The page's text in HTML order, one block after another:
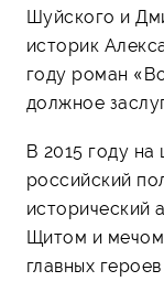
Шуйского и
историк
году роман
должное
В 2015 году
российский
исторический
Щитом и
главных